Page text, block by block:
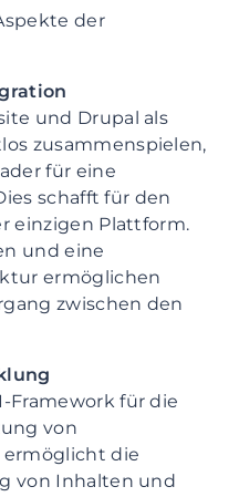
der
und Drupal als
zusammenspielen,
für eine
schafft für den
einzigen Plattform.
und eine
ermöglichen
zwischen den
Framework für die
von
ermöglicht die
von Inhalten und